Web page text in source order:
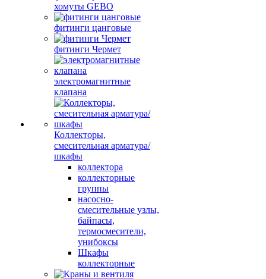
хомуты GEBO
фитинги цанговые
фитинги Чермет
электромагнитные
клапана
Коллекторы,
смесительная арматура/
шкафы
коллектора
коллекторные
группы
насосно-
смесительные узлы,
байпасы,
термосмесители,
унибоксы
Шкафы
коллекторные